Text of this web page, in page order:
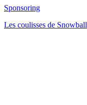
Sponsoring
Les coulisses de Snowball